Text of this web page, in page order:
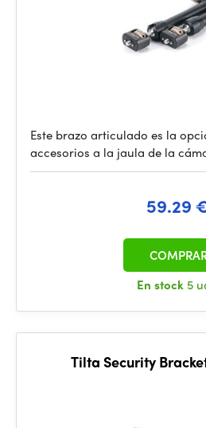
Este brazo articulado es la
accesorios a la jaula de la
59.29
En stock 5
Tilta Security